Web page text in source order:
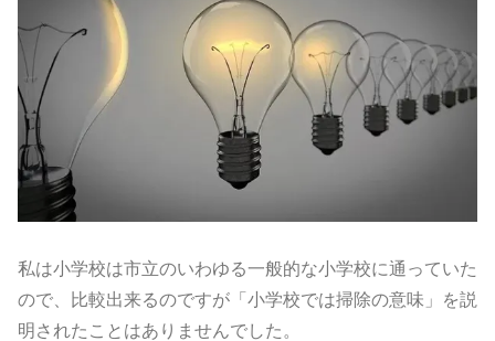
私は小学校は市立のいわゆる一般的な小学校に通っていた
ので、
比較出来るのですが「小学校では掃除の意味」
を説
明されたことはありませんでした。